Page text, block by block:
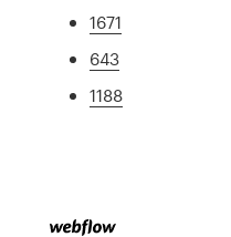
1671
643
1188